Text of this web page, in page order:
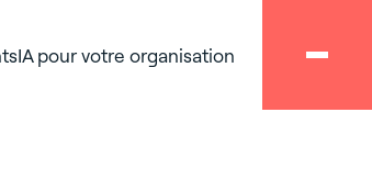
IA pour votre organisation